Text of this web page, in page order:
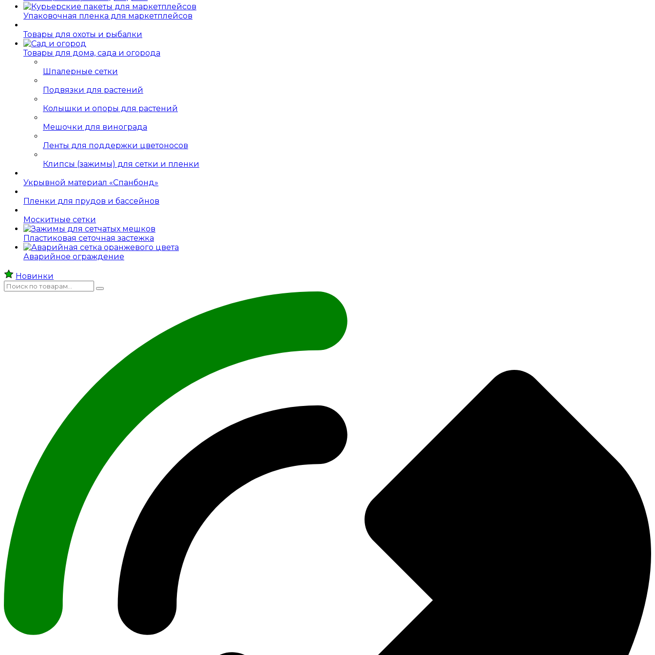
Упаковочная пленка для маркетплейсов
Товары для охоты и рыбалки
Товары для дома, сада и огорода
Шпалерные сетки
Подвязки для растений
Колышки и опоры для растений
Мешочки для винограда
Ленты для поддержки цветоносов
Клипсы (зажимы) для сетки и пленки
Укрывной материал «Спанбонд»
Пленки для прудов и бассейнов
Москитные сетки
Пластиковая сеточная застежка
Аварийное ограждение
Новинки